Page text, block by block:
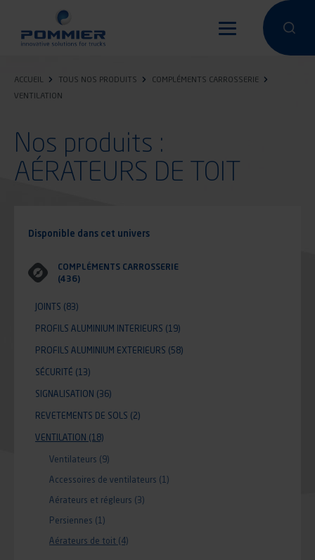
contenu
Effectuer
ACCUEIL TOUS NOS PRODUITS
COMPLÉMENTS CARROSSERIE
VENTILATION
Nos produits :
AÉRATEURS DE TOIT
Disponible dans cet univers
COMPLÉMENTS CARROSSERIE
(436)
JOINTS (83)
PROFILS ALUMINIUM INTERIEURS (19)
PROFILS ALUMINIUM EXTERIEURS (58)
SÉCURITÉ (13)
SIGNALISATION (36)
REVETEMENTS DE SOLS (2)
VENTILATION (18)
Ventilateurs (9)
Accessoires de ventilateurs (1)
Aérateurs et régleurs (3)
Persiennes (1)
Aérateurs de toit (4)